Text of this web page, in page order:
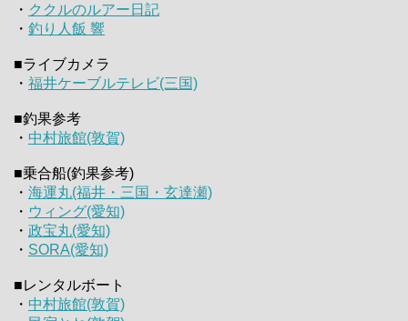
・ ククルのルアー日記
・ 釣り人飯 響
■ライブカメラ
・ 福井ケーブルテレビ(三国)
■釣果参考
・ 中村旅館(敦賀)
■乗合船(釣果参考)
・ 海運丸(福井・三国・玄達瀬)
・ ウィング(愛知)
・ 政宝丸(愛知)
・ SORA(愛知)
■レンタルボート
・ 中村旅館(敦賀)